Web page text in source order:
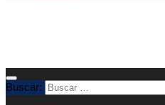
Buscar: